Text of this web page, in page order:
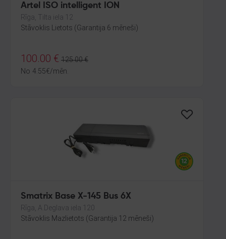
Artel ISO intelligent ION
Rīga, Tilta iela 12
Stāvoklis Lietots (Garantija 6 mēneši)
100.00 € 125.00€
No 4.55€/mēn.
Smatrix Base X-145 Bus 6X
Rīga, A.Deglava iela 120
Stāvoklis Mazlietots (Garantija 12 mēneši)